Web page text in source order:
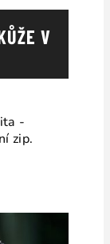
V
-
zip.